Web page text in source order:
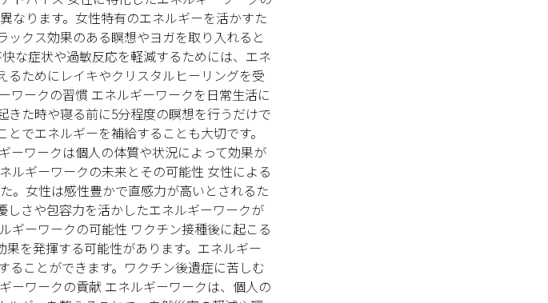
なります。女性特有のエネルギーを活かすた
クス効果のある瞑想やヨガを取り入れると
な症状や過敏反応を軽減するためには、エネ
ためにレイキやクリスタルヒーリングを受
ワークの習慣 エネルギーワークを日常生活に
た時や寝る前に5分程度の瞑想を行うだけで
でエネルギーを補給することも大切です。
ーワークは個人の体質や状況によって効果が
ルギーワークの未来とその可能性 女性による
。女性は感性豊かで直感力が高いとされるた
さや包容力を活かしたエネルギーワークが
ギーワークの可能性 ワクチン接種後に起こる
を発揮する可能性があります。エネルギー
ことができます。ワクチン後遺症に苦しむ
ーワークの貢献 エネルギーワークは、個人の